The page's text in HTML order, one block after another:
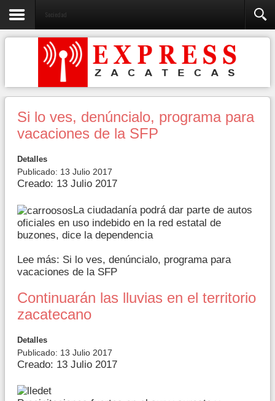
Sociedad
Si lo ves, denúncialo, programa para
vacaciones de la SFP
Detalles
Publicado: 13 Julio 2017
Creado: 13 Julio 2017
La ciudadanía podrá dar parte de autos
oficiales en uso indebido en la red estatal de
buzones, dice la dependencia
Lee más: Si lo ves, denúncialo, programa para
vacaciones de la SFP
Continuarán las lluvias en el territorio
zacatecano
Detalles
Publicado: 13 Julio 2017
Creado: 13 Julio 2017